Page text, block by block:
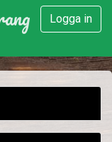
Logga in